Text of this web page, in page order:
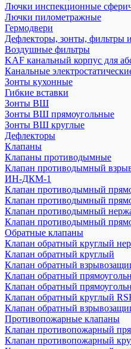
Лючки инспекционные
Лючки пилометражные
Гермодвери
Дефлекторы, зонты, фильтры
Воздушные фильтры
KAF канальный корпус для
Канальные
Зонты кухонные
Гибкие вставки
Зонты ВШ
Зонты ВШ прямоугольные
Зонты ВШ круглые
Дефлекторы
Клапаны
Клапаны противодымные
Клапан противодымный
ИН-ДКМ-1
Клапан противодымный
Клапан противодымный
Клапан противодымный
Клапан противодымный
Обратные клапаны
Клапан обратный круглый
Клапан обратный круглый
Клапан обратный
Клапан обратный
Клапан обратный
Клапан обратный круглый
Клапан обратный
Противопожарные клапаны
Клапан противопожарный
Клапан противопожарный